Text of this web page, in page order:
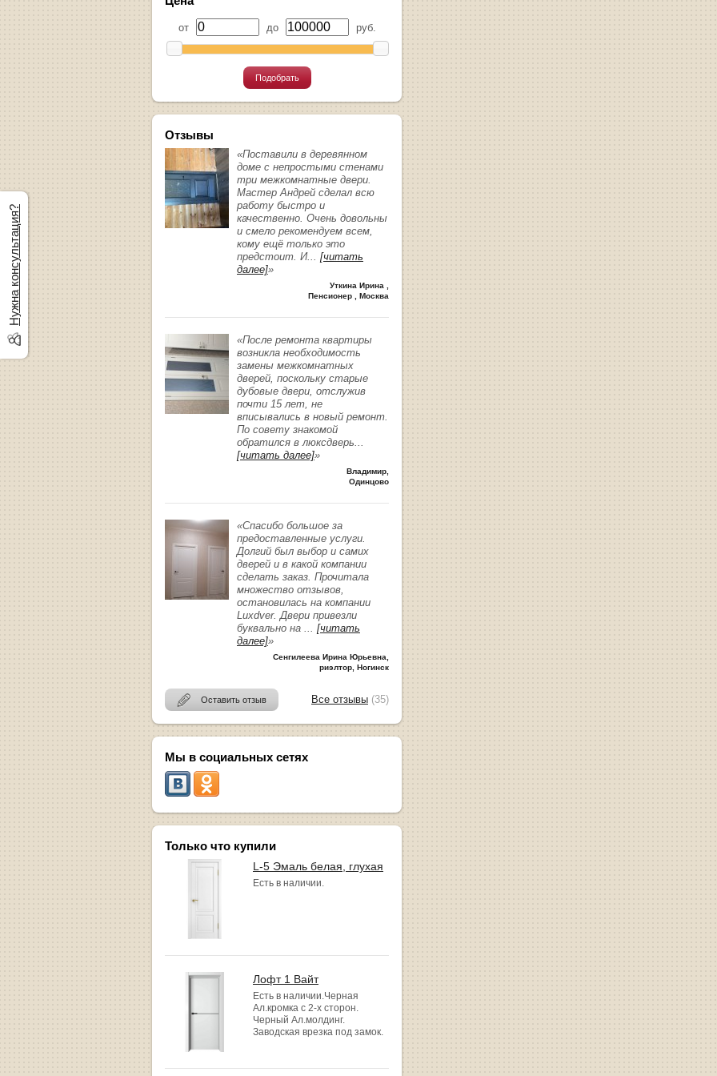
от до руб.
Подобрать
Отзывы
«Поставили в деревянном
доме с непростыми стенами
три межкомнатные двери.
Мастер Андрей сделал всю
работу быстро и
качественно. Очень довольны
и смело рекомендуем всем,
кому ещё только это
предстоит. И... [читать
далее]»
Уткина Ирина ,
Пенсионер , Москва
«После ремонта квартиры
возникла необходимость
замены межкомнатных
дверей, поскольку старые
дубовые двери, отслужив
почти 15 лет, не
вписывались в новый ремонт.
По совету знакомой
обратился в люксдверь...
[читать далее]»
Владимир,
Одинцово
«Спасибо большое за
предоставленные услуги.
Долгий был выбор и самих
дверей и в какой компании
сделать заказ. Прочитала
множество отзывов,
остановилась на компании
Luxdver. Двери привезли
буквально на ... [читать
далее]»
Сенгилеева Ирина Юрьевна,
риэлтор, Ногинск
Оставить отзыв Все отзывы (35)
Мы в социальных сетях
Только что купили
L-5 Эмаль белая, глухая
Есть в наличии.
Лофт 1 Вайт
Есть в наличии.Черная
Ал.кромка с 2-х сторон.
Черный Ал.молдинг.
Заводская врезка под замок.
Нужна консультация?